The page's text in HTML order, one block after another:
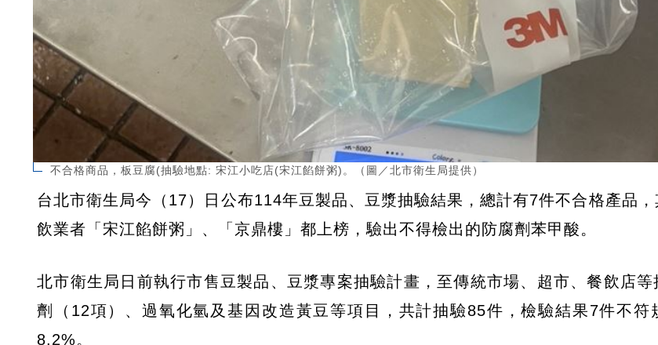
不合格商品，板豆腐(抽驗地點: 宋江小吃店(宋江餡餅粥)。（圖／北市衛生局提供）
台北市衛生局今（17）日公布114年豆製品、豆漿抽驗結果，總計有7件不合格產品
飲業者「宋江餡餅粥」、「京鼎樓」都上榜，驗出不得檢出的防腐劑苯甲酸。
北市衛生局日前執行市售豆製品、豆漿專案抽驗計畫，至傳統市場、超市、餐飲店
劑（12項）、過氧化氫及基因改造黃豆等項目，共計抽驗85件，檢驗結果7件不符
8.2%。